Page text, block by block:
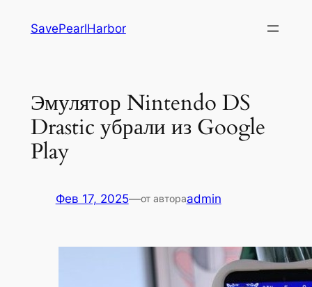
SavePearlHarbor
Эмулятор Nintendo DS
Drastic убрали из Google
Play
Фев 17, 2025—от автораadmin